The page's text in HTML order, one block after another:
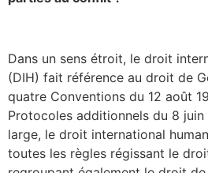
Dans un sens étroit, le droit
(DIH) fait référence au droit de
quatre Conventions du 12 août
Protocoles additionnels du 8 juin
large, le droit international
toutes les règles régissant le